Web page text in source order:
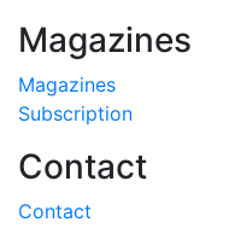
Magazines
Magazines
Subscription
Contact
Contact